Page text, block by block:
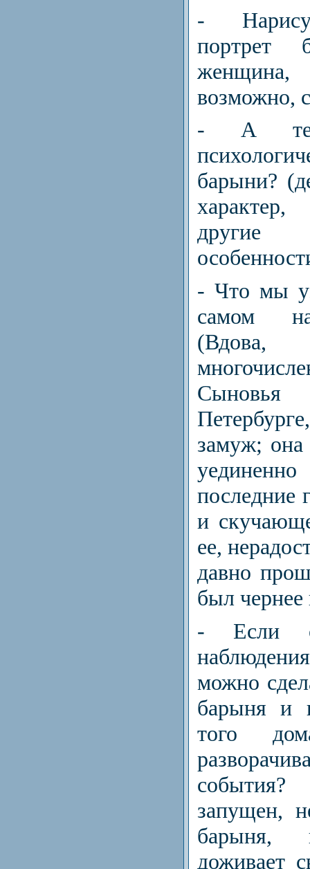
-
портрет
женщина,
возможно,
- А
барыни?
другие
- Что мы
самом
(Вдова,
замуж; она
последние
и
ее,
давно
был чернее
- Если
можно
барыня и
того
запущен,
барыня,
доживает